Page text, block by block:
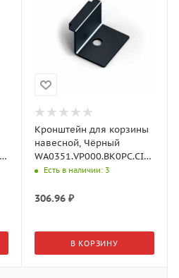
Кронштейн для корзины
навесной, Чёрный
WA0351.VP000.BK0PC.CI
Aristo
Есть в наличии: 3
306.96₽
В КОРЗИНУ